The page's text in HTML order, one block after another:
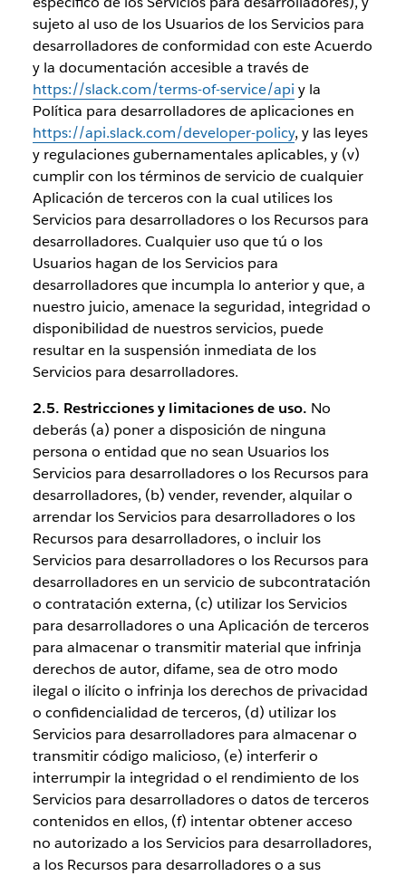
sujeto al uso de los Usuarios de los Servicios para
desarrolladores de conformidad con este Acuerdo
y la documentación accesible a través de
https://slack.com/terms-of-service/api y la
Política para desarrolladores de aplicaciones en
https://api.slack.com/developer-policy, y las leyes
y regulaciones gubernamentales aplicables, y (v)
cumplir con los términos de servicio de cualquier
Aplicación de terceros con la cual utilices los
Servicios para desarrolladores o los Recursos para
desarrolladores. Cualquier uso que tú o los
Usuarios hagan de los Servicios para
desarrolladores que incumpla lo anterior y que, a
nuestro juicio, amenace la seguridad, integridad o
disponibilidad de nuestros servicios, puede
resultar en la suspensión inmediata de los
Servicios para desarrolladores.
2.5. Restricciones y limitaciones de uso. No
deberás (a) poner a disposición de ninguna
persona o entidad que no sean Usuarios los
Servicios para desarrolladores o los Recursos para
desarrolladores, (b) vender, revender, alquilar o
arrendar los Servicios para desarrolladores o los
Recursos para desarrolladores, o incluir los
Servicios para desarrolladores o los Recursos para
desarrolladores en un servicio de subcontratación
o contratación externa, (c) utilizar los Servicios
para desarrolladores o una Aplicación de terceros
para almacenar o transmitir material que infrinja
derechos de autor, difame, sea de otro modo
ilegal o ilícito o infrinja los derechos de privacidad
o confidencialidad de terceros, (d) utilizar los
Servicios para desarrolladores para almacenar o
transmitir código malicioso, (e) interferir o
interrumpir la integridad o el rendimiento de los
Servicios para desarrolladores o datos de terceros
contenidos en ellos, (f) intentar obtener acceso
no autorizado a los Servicios para desarrolladores,
a los Recursos para desarrolladores o a sus